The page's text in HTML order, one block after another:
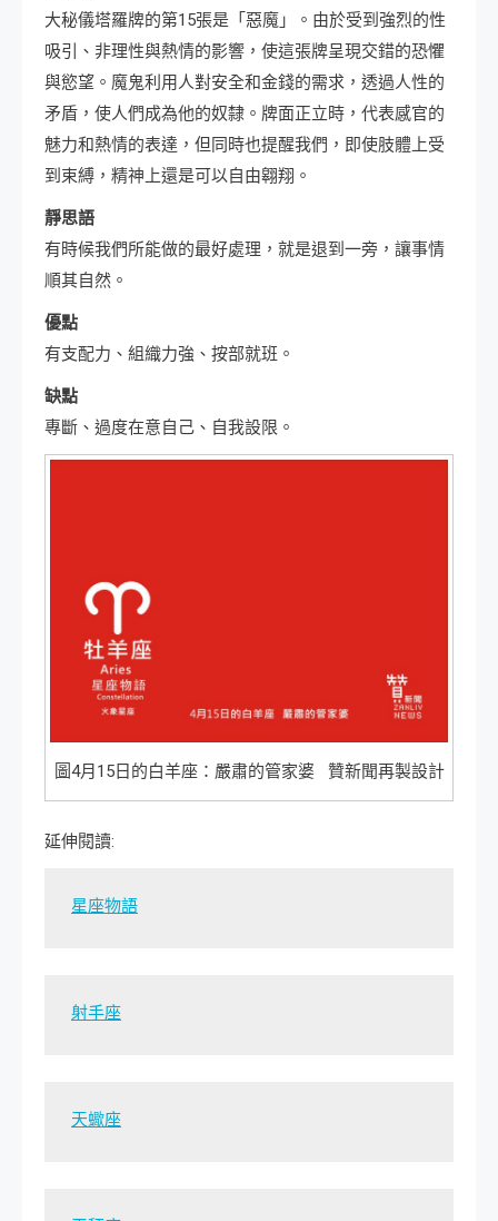
大秘儀塔羅牌的第15張是「惡魔」。由於受到強烈的性
吸引、非理性與熱情的影響，使這張牌呈現交錯的恐懼
與慾望。魔鬼利用人對安全和金錢的需求，透過人性的
矛盾，使人們成為他的奴隸。牌面正立時，代表感官的
魅力和熱情的表達，但同時也提醒我們，即使肢體上受
到束縛，精神上還是可以自由翱翔。
靜思語
有時候我們所能做的最好處理，就是退到一旁，讓事情
順其自然。
優點
有支配力、組織力強、按部就班。
缺點
專斷、過度在意自己、自我設限。
圖4月15日的白羊座：嚴肅的管家婆 贊新聞再製設計
延伸閱讀:
星座物語
射手座
天蠍座